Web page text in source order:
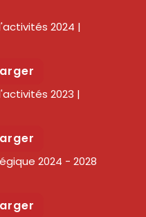
2024 |
2023 |
2024 - 2028